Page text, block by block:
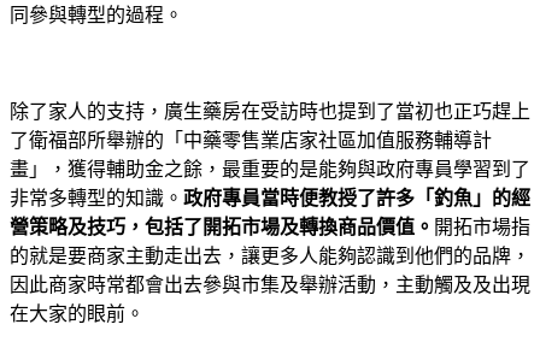
同參與轉型的過程。
除了家人的支持，廣生藥房在受訪時也提到了當初也正巧趕上
了衛福部所舉辦的「中藥零售業店家社區加值服務輔導計
畫」，獲得輔助金之餘，最重要的是能夠與政府專員學習到了
非常多轉型的知識。 政府專員當時便教授了許多「釣魚」的經
營策略及技巧，包括了開拓市場及轉換商品價值。 開拓市場指
的就是要商家主動走出去，讓更多人能夠認識到他們的品牌，
因此商家時常都會出去參與市集及舉辦活動，主動觸及及出現
在大家的眼前。